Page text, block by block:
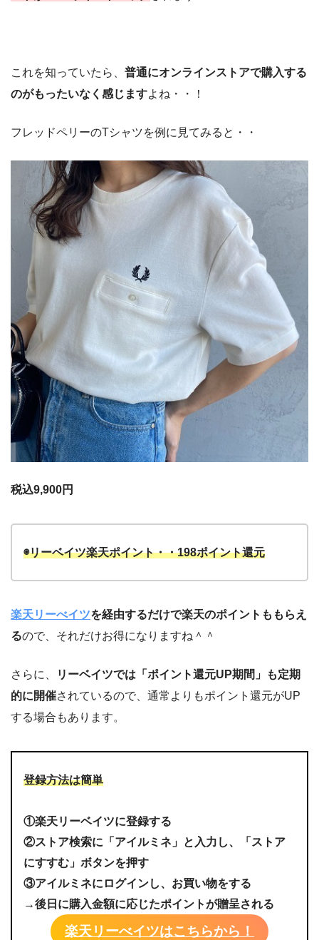
これを知っていたら、 普通にオンラインストアで購入する
のがもったいなく感じますよね・・！
フレッドペリーのTシャツを例に見てみると・・
税込9,900円
◉リーベイツ楽天ポイント・・198ポイント還元
楽天リーべイツを経由するだけで楽天のポイントももらえ
るので、それだけお得になりますね＾＾
さらに、
リーベイツでは「ポイント還元UP期間」も定期
的に開催されているので、通常よりもポイント還元がUP
する場合もあります。
登録方法は簡単
①楽天リーベイツに登録する
②ストア検索に「アイルミネ」と入力し、「ストア
にすすむ」ボタンを押す
③アイルミネにログインし、お買い物をする
→後日に購入金額に応じたポイントが贈呈される
楽天リーべイツはこちらから！